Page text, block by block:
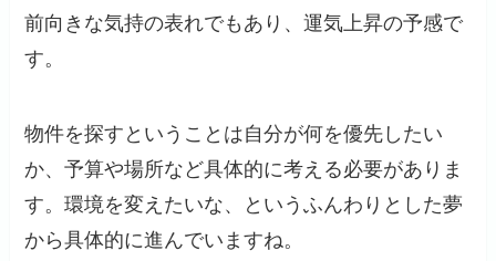
前向きな気持の表れでもあり、運気上昇の予感で
す。
物件を探すということは自分が何を優先したい
か、予算や場所など具体的に考える必要がありま
す。環境を変えたいな、というふんわりとした夢
から具体的に進んでいますね。